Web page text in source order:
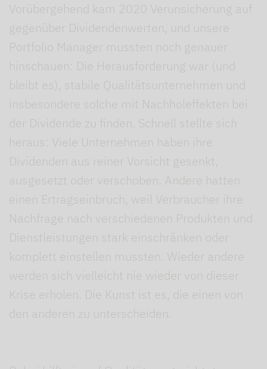
Vorübergehend kam 2020 Verunsicherung auf
gegenüber Dividendenwerten, und unsere
Portfolio Manager mussten noch genauer
hinschauen: Die Herausforderung war (und
bleibt es), stabile Qualitätsunternehmen und
insbesondere solche mit Nachholeffekten bei
der Dividende zu finden. Schnell stellte sich
heraus: Viele Unternehmen haben ihre
Dividenden aus reiner Vorsicht gesenkt,
ausgesetzt oder verschoben. Andere hatten
einen Ertragseinbruch, weil Verbraucher ihre
Nachfrage nach verschiedenen Produkten und
Dienstleistungen stark einschränken oder
komplett einstellen mussten. Wieder andere
werden sich vielleicht nie wieder von dieser
Krise erholen. Die Kunst ist es, die einen von
den anderen zu unterscheiden.